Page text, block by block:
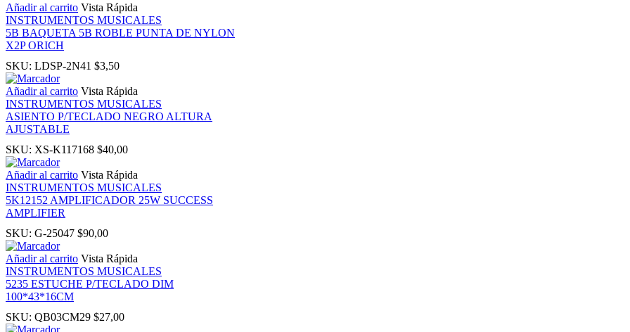
Añadir al carrito Vista Rápida
INSTRUMENTOS MUSICALES
5B BAQUETA 5B ROBLE PUNTA DE NYLON
X2P ORICH
SKU: LDSP-2N41 $3,50
Añadir al carrito Vista Rápida
INSTRUMENTOS MUSICALES
ASIENTO P/TECLADO NEGRO ALTURA
AJUSTABLE
SKU: XS-K117168 $40,00
Añadir al carrito Vista Rápida
INSTRUMENTOS MUSICALES
5K12152 AMPLIFICADOR 25W SUCCESS
AMPLIFIER
SKU: G-25047 $90,00
Añadir al carrito Vista Rápida
INSTRUMENTOS MUSICALES
5235 ESTUCHE P/TECLADO DIM
100*43*16CM
SKU: QB03CM29 $27,00